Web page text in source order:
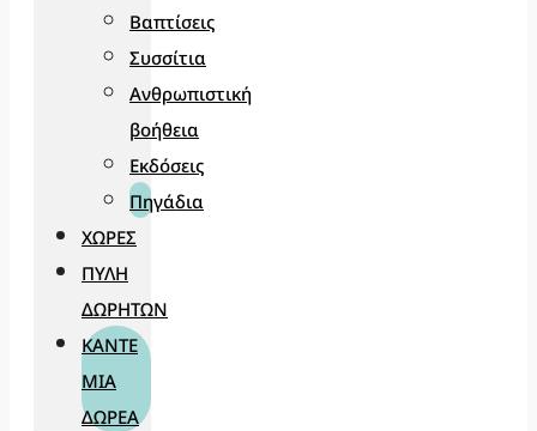
Βαπτίσεις
Συσσίτια
Ανθρωπιστική
βοήθεια
Εκδόσεις
Πηγάδια
ΧΏΡΕΣ
ΠΎΛΗ
ΔΩΡΗΤΏΝ
ΚΆΝΤΕ
ΜΊΑ
ΔΩΡΕΆ